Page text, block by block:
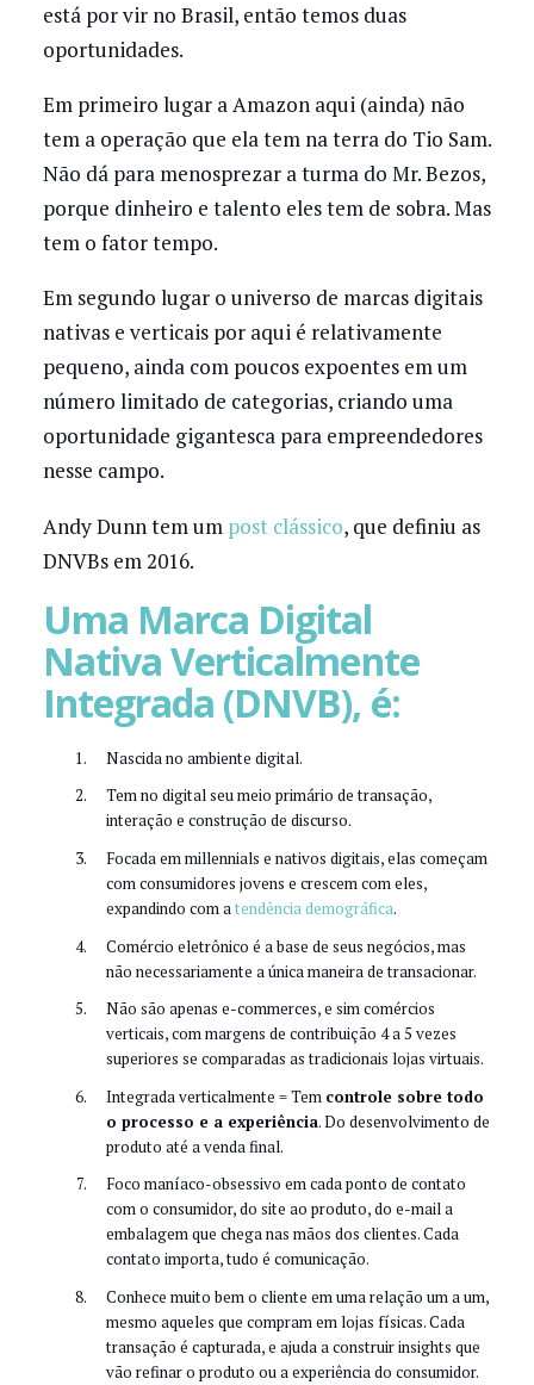
está por vir no Brasil, então temos duas
oportunidades.
Em primeiro lugar a Amazon aqui (ainda) não
tem a operação que ela tem na terra do Tio Sam.
Não dá para menosprezar a turma do Mr. Bezos,
porque dinheiro e talento eles tem de sobra. Mas
tem o fator tempo.
Em segundo lugar o universo de marcas digitais
nativas e verticais por aqui é relativamente
pequeno, ainda com poucos expoentes em um
número limitado de categorias, criando uma
oportunidade gigantesca para empreendedores
nesse campo.
Andy Dunn tem um post clássico, que definiu as
DNVBs em 2016.
Uma Marca Digital
Nativa Verticalmente
Integrada (DNVB), é:
Nascida no ambiente digital.
Tem no digital seu meio primário de transação,
interação e construção de discurso.
Focada em millennials e nativos digitais, elas começam
com consumidores jovens e crescem com eles,
expandindo com atendência demográfica.
Comércio eletrônico é a base de seus negócios, mas
não necessariamente a única maneira de transacionar.
Não são apenas e-commerces, e sim comércios
verticais, com margens de contribuição 4 a 5 vezes
superiores se comparadas as tradicionais lojas virtuais.
Integrada verticalmente = Tem controle sobre todo
o processo e a experiência. Do desenvolvimento de
produto até a venda final.
Foco maníaco-obsessivo em cada ponto de contato
com o consumidor, do site ao produto, do e-mail a
embalagem que chega nas mãos dos clientes. Cada
contato importa, tudo é comunicação.
Conhece muito bem o cliente em uma relação um a um,
mesmo aqueles que compram em lojas físicas. Cada
transação é capturada, e ajuda a construir insights que
vão refinar o produto ou a experiência do consumidor.